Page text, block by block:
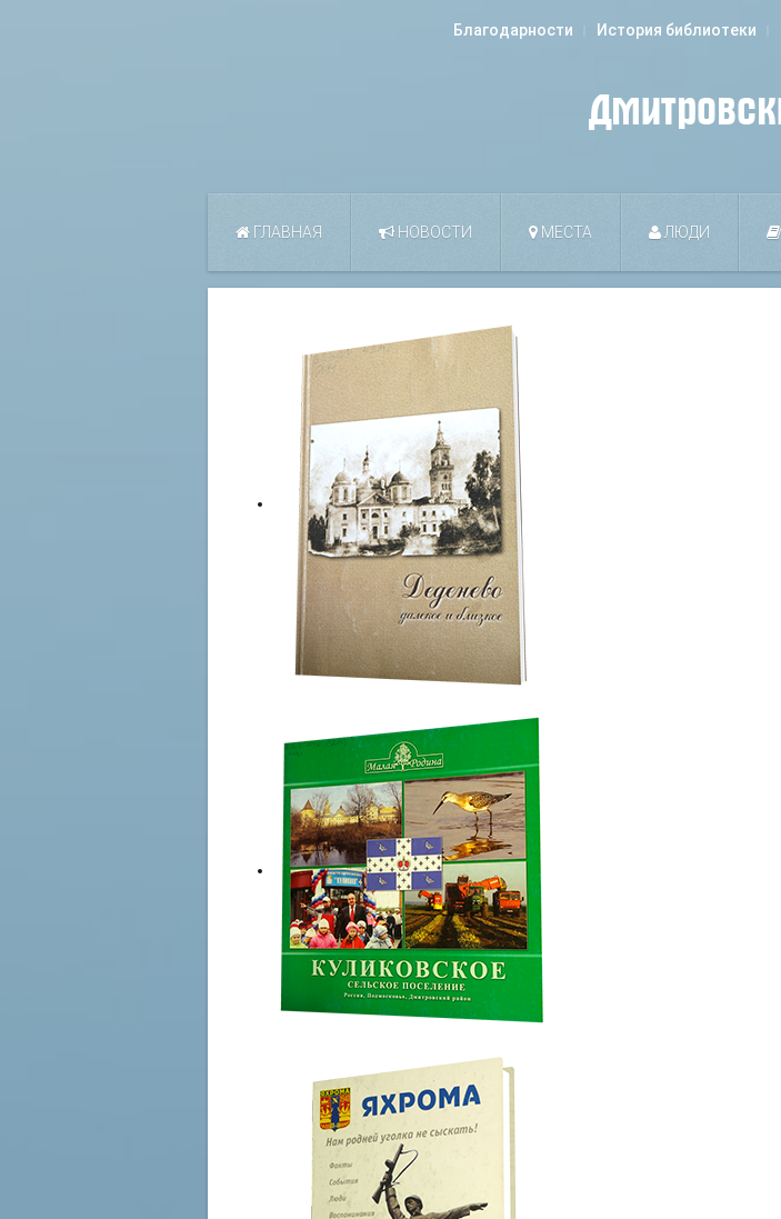
Благодарности История библиотеки
ГЛАВНАЯ НОВОСТИ МЕСТА ЛЮДИ